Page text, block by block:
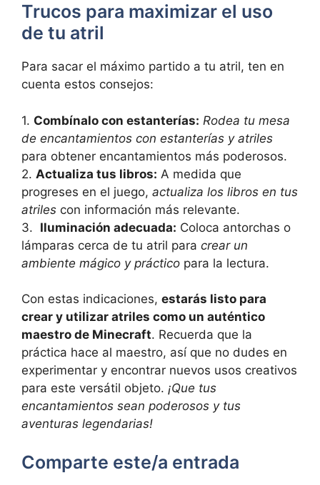
Trucos‍ para ‌maximizar el uso
de​ tu ⁤atril
Para​ sacar el máximo ‌partido a​ tu‍ atril, ten en
cuenta‌ estos consejos:
1. Combínalo con estanterías: Rodea tu mesa
de encantamientos ⁤con estanterías y atriles
para obtener encantamientos más poderosos.
2. Actualiza tus libros: A​ medida​ que
progreses⁣ en ⁤el juego, actualiza los libros en ⁣tus
atriles con información más relevante.
3. ⁤ Iluminación adecuada: Coloca⁣ antorchas‍ o
lámparas cerca ⁣de tu atril para crear un
ambiente ‌mágico ⁢y práctico ⁢para la lectura.
Con estas indicaciones,⁤ estarás listo para‍
crear y utilizar atriles como​ un auténtico
maestro‍ de Minecraft. ​Recuerda​ que la​
práctica hace al maestro, así ⁣que no dudes en
experimentar y ​encontrar‌ nuevos ⁤usos creativos
para este versátil objeto. ¡Que⁤ tus
‌encantamientos sean poderosos⁤ y tus
aventuras legendarias!
Comparte este/a entrada